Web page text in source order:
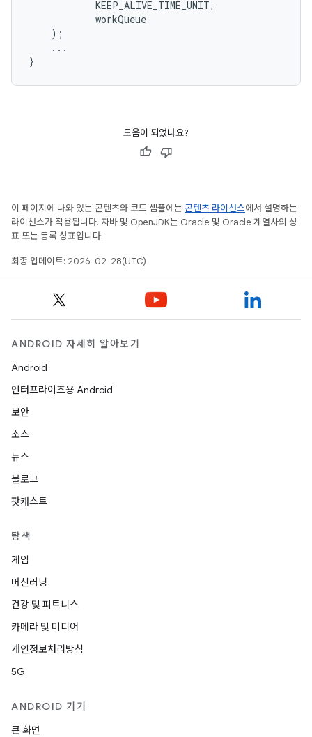
KEEP_ALIVE_TIME_UNIT,
workQueue
);
...
}
도움이 되었나요?
이 페이지에 나와 있는 콘텐츠와 코드 샘플에는 콘텐츠 라이선스에서 설명하는
라이선스가 적용됩니다. 자바 및 OpenJDK는 Oracle 및 Oracle 계열사의 상
표 또는 등록 상표입니다.
최종 업데이트: 2026-02-28(UTC)
ANDROID 자세히 알아보기
Android
엔터프라이즈용 Android
보안
소스
뉴스
블로그
팟캐스트
탐색
게임
머신러닝
건강 및 피트니스
카메라 및 미디어
개인정보처리방침
5G
ANDROID 기기
큰 화면